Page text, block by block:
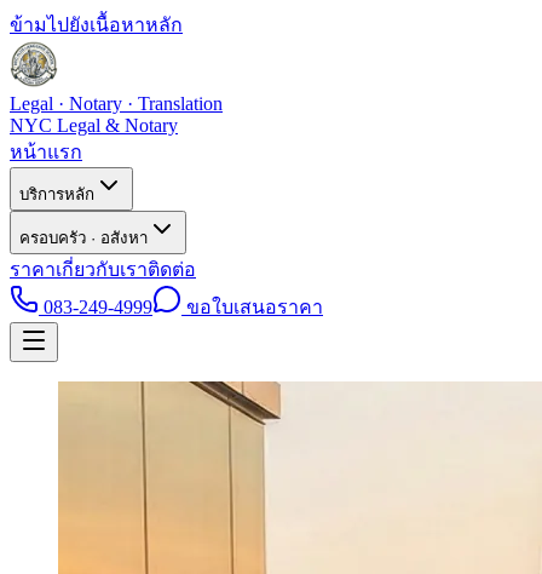
ข้ามไปยังเนื้อหาหลัก
Legal · Notary · Translation
NYC Legal & Notary
หน้าแรก
บริการหลัก
ครอบครัว · อสังหา
ราคาเกี่ยวกับเราติดต่อ
083-249-4999
ขอใบเสนอราคา